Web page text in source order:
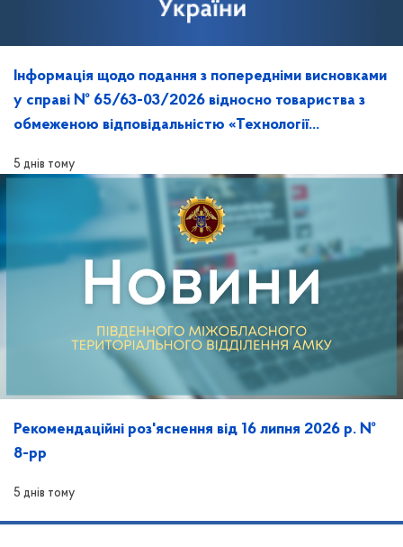
Інформація щодо подання з попередніми висновками
у справі № 65/63-03/2026 відносно товариства з
обмеженою відповідальністю «Технології
5 днів тому
Рекомендаційні роз'яснення від 16 липня 2026 р. №
8-рр
5 днів тому